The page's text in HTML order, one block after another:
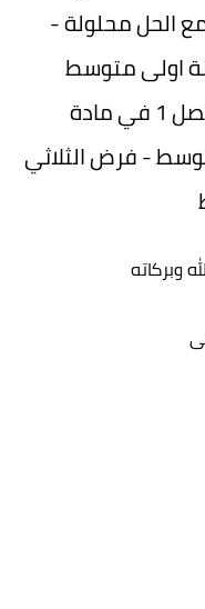
الحل محلولة -
اولى متوسط
للفصل الاول - الفرض الاول للفصل 1 في مادة
- فرض الثلاثي
وبركاته